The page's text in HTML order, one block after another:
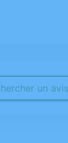
un avis